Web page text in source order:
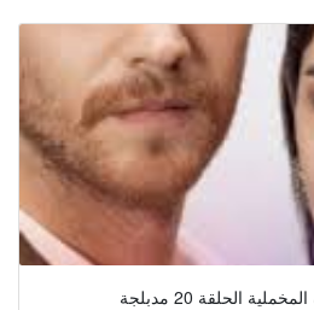
الحلقة 20 مدبلجة